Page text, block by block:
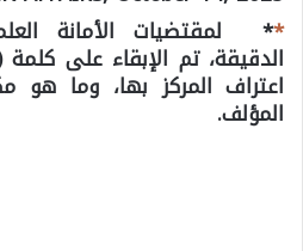
** لمقتضيات الأمانة
الدقيقة، تم الإبقاء على
اعتراف المركز بها، وما هو
المؤلف.